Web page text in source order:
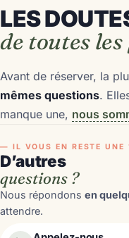
LES
de toutes
Avant de réserver, la
mêmes questions.
manque une, nous
— IL VOUS EN RESTE UNE
D’autres
questions ?
Nous répondons en
attendre.